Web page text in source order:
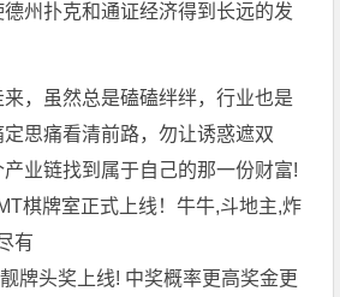
州扑克和通证经济得到长远的发
，虽然总是磕磕绊绊，行业也是
思痛看清前路，勿让诱惑遮双
业链找到属于自己的那一份财富!
棋牌室正式上线！牛牛,斗地主,炸
有
牌头奖上线! 中奖概率更高奖金更